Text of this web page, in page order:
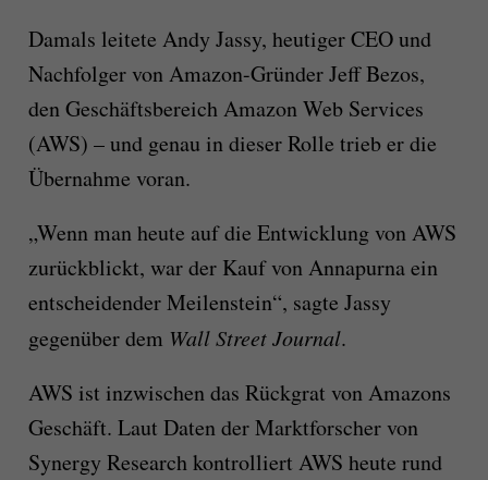
Damals leitete Andy Jassy, heutiger CEO und
Nachfolger von Amazon-Gründer Jeff Bezos,
den Geschäftsbereich Amazon Web Services
(AWS) – und genau in dieser Rolle trieb er die
Übernahme voran.
„Wenn man heute auf die Entwicklung von AWS
zurückblickt, war der Kauf von Annapurna ein
entscheidender Meilenstein“, sagte Jassy
gegenüber dem Wall Street Journal.
AWS ist inzwischen das Rückgrat von Amazons
Geschäft. Laut Daten der Marktforscher von
Synergy Research kontrolliert AWS heute rund